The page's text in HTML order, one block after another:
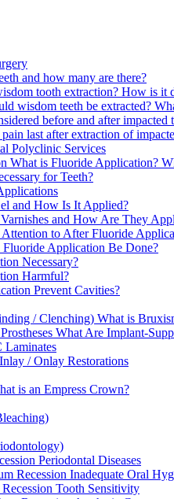
and how many are there?
tooth extraction? How is it
wisdom teeth be extracted?
before and after impacted
last after extraction of
Polyclinic Services
What is Fluoride Application?
for Teeth?
and How Is It Applied?
and How Are They
to After Fluoride
Application Be Done?
Necessary?
Harmful?
Prevent Cavities?
/ Clenching) What is
What Are Implant-
Laminates
/ Onlay Restorations
is an Empress Crown?
Periodontal Diseases
Recession Inadequate Oral
Tooth Sensitivity